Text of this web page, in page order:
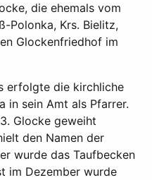
die ehemals vom
Polonka, Krs. Bielitz,
Glockenfriedhof im
erfolgte die kirchliche
in sein Amt als Pfarrer.
Glocke geweiht
den Namen der
wurde das Taufbecken
im Dezember wurde